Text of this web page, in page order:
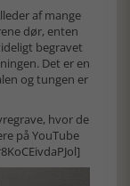
af mange
dør, enten
begravet
Det er en
og tungen er
hvor de
på YouTube